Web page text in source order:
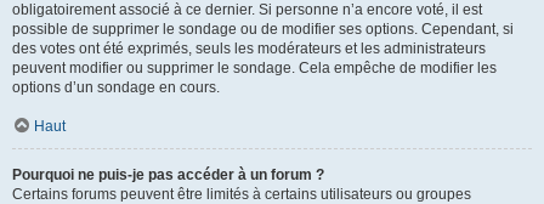
obligatoirement associé à ce dernier. Si personne n’a encore voté, il est
possible de supprimer le sondage ou de modifier ses options. Cependant, si
des votes ont été exprimés, seuls les modérateurs et les administrateurs
peuvent modifier ou supprimer le sondage. Cela empêche de modifier les
options d’un sondage en cours.
Haut
Pourquoi ne puis-je pas accéder à un forum ?
Certains forums peuvent être limités à certains utilisateurs ou groupes